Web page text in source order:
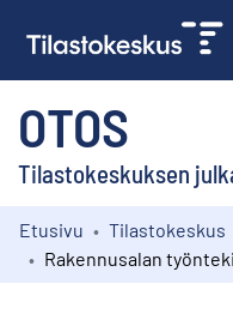
OTOS
Tilastokeskuksen
Kokoelmat
Etusivu Tilastokeskus